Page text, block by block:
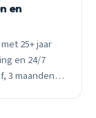
en
25+ jaar
en 24/7
3 maanden